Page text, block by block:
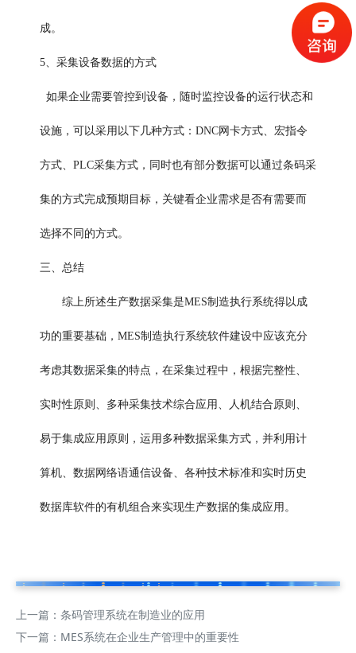
成。
5、采集设备数据的方式
如果企业需要管控到设备，随时监控设备的运行状态和
设施，可以采用以下几种方式：DNC网卡方式、宏指令
方式、PLC采集方式，同时也有部分数据可以通过条码采
集的方式完成预期目标，关键看企业需求是否有需要而
选择不同的方式。
三、总结
综上所述生产数据采集是MES制造执行系统得以成
功的重要基础，MES制造执行系统软件建设中应该充分
考虑其数据采集的特点，在采集过程中，根据完整性、
实时性原则、多种采集技术综合应用、人机结合原则、
易于集成应用原则，运用多种数据采集方式，并利用计
算机、数据网络语通信设备、各种技术标准和实时历史
数据库软件的有机组合来实现生产数据的集成应用。
上一篇： 条码管理系统在制造业的应用
下一篇： MES系统在企业生产管理中的重要性